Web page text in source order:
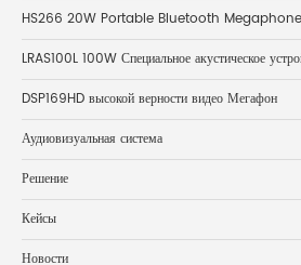
HS266 20W Portable Bluetooth
LRAS100L 100W Специальное акустическое
DSP169HD высокой верности видео Мегафон
Аудиовизуальная система
Решение
Кейсы
Новости